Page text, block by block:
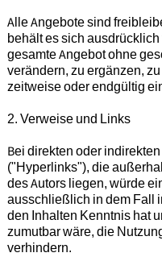
Alle Angebote sind
behält es sich
gesamte Angebot ohne
verändern, zu ergänzen,
zeitweise oder endgültig
2. Verweise und Links
Bei direkten oder
("Hyperlinks"), die
des Autors liegen, würde
ausschließlich in dem Fall
den Inhalten Kenntnis hat
zumutbar wäre, die
verhindern.